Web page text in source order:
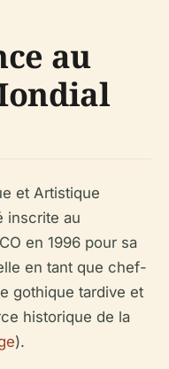
au
et Artistique
inscrite au
en 1996 pour sa
en tant que chef-
gothique tardive et
historique de la
).